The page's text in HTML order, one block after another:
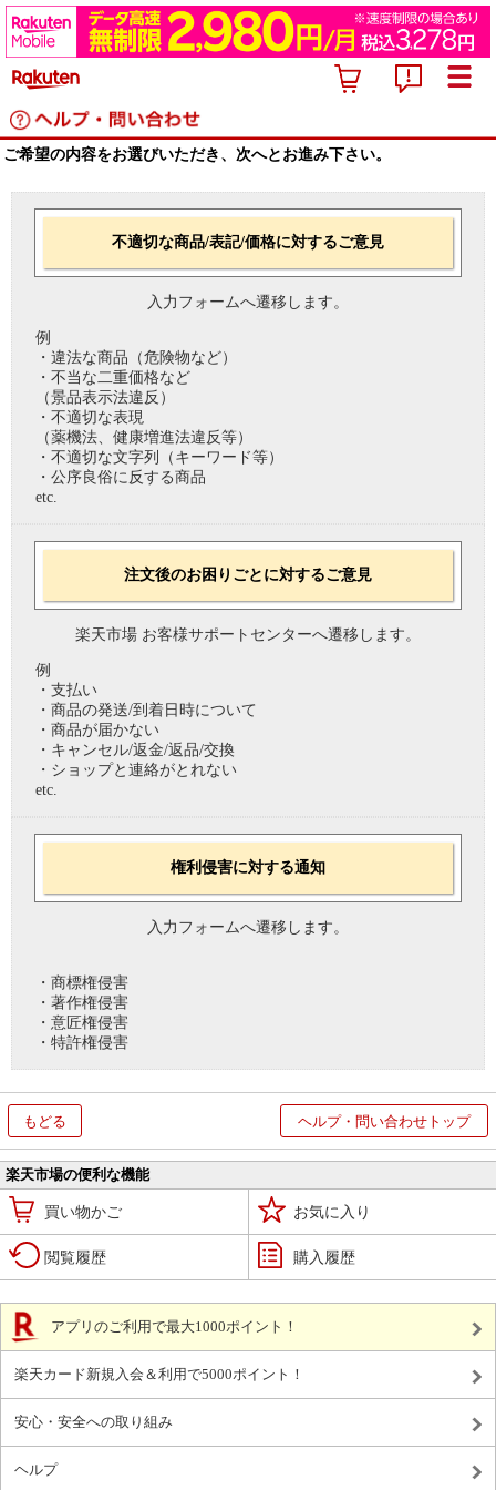
ご希望の内容をお選びいただき、次へとお進み下さい。
不適切な商品/表記/価格に対するご意見
入力フォームへ遷移します。
例
・違法な商品（危険物など）
・不当な二重価格など
（景品表示法違反）
・不適切な表現
（薬機法、健康増進法違反等）
・不適切な文字列（キーワード等）
・公序良俗に反する商品
etc.
注文後のお困りごとに対するご意見
楽天市場 お客様サポートセンターへ遷移します。
例
・支払い
・商品の発送/到着日時について
・商品が届かない
・キャンセル/返金/返品/交換
・ショップと連絡がとれない
etc.
権利侵害に対する通知
入力フォームへ遷移します。
・商標権侵害
・著作権侵害
・意匠権侵害
・特許権侵害
もどる ヘルプ・問い合わせトップ
楽天市場の便利な機能
買い物かご お気に入り
閲覧履歴 購入履歴
アプリのご利用で最大1000ポイント！
楽天カード新規入会＆利用で5000ポイント！
安心・安全への取り組み
ヘルプ